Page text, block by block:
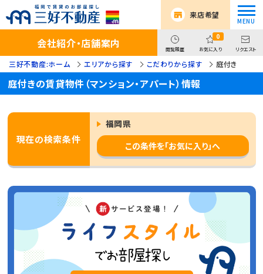
来店希望
会社紹介・店舗案内 閲覧履歴
0
お気に入り リクエスト
三好不動産:ホーム エリアから探す こだわりから探す 庭付き
庭付きの賃貸物件（マンション・アパート）情報
現在の検索条件
福岡県
この条件を「お気に入り」へ